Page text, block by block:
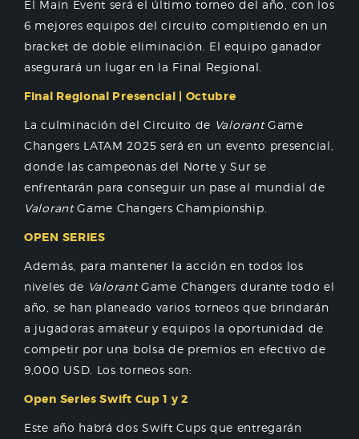
El Main Event será el último torneo del año, con los
6 mejores equipos del circuito compitiendo en un
bracket de doble eliminación. El equipo ganador
asegurará un lugar en la Final Regional.
Final Regional Presencial | Octubre
La culminación del Circuito de ValorantGame
Changers LATAM 2025 será en un evento presencial,
donde las campeonas del Norte y Sur se
enfrentarán para conseguir un pase al mundial de
ValorantGame Changers Championship.
OPEN SERIES
Además, para mantener la acción en todos los
niveles de ValorantGame Changers durante todo el
año, se han planeado varios torneos que brindarán
a jugadoras amateur y equipos la oportunidad de
competir por una bolsa de premios en efectivo de
9,000 USD. Los torneos son:
Open Series Swift Cup 1 y 2
Este año habrá dos Swift Cups que entregarán